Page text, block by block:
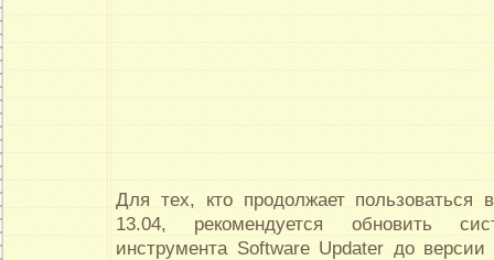
Для тех, кто продолжает пользоваться
13.04, рекомендуется обновить
инструмента Software Updater до версии